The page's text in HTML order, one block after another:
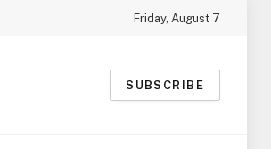
Friday, August 7
SUBSCRIBE